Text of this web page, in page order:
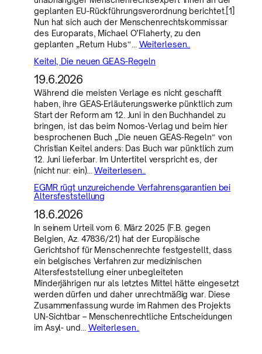
geplanten EU-Rückführungsverordnung berichtet.[1]
Nun hat sich auch der Menschenrechtskommissar
des Europarats, Michael O’Flaherty, zu den
geplanten „Return Hubs“… Weiterlesen..
Keitel, Die neuen GEAS-Regeln
19.6.2026
Während die meisten Verlage es nicht geschafft
haben, ihre GEAS-Erläuterungswerke pünktlich zum
Start der Reform am 12. Juni in den Buchhandel zu
bringen, ist das beim Nomos-Verlag und beim hier
besprochenen Buch „Die neuen GEAS-Regeln“ von
Christian Keitel anders: Das Buch war pünktlich zum
12. Juni lieferbar. Im Untertitel verspricht es, der
(nicht nur: ein)…Weiterlesen..
EGMR rügt unzureichende Verfahrensgarantien bei
Altersfeststellung
18.6.2026
In seinem Urteil vom 6. März 2025 (F.B. gegen
Belgien, Az. 47836/21) hat der Europäische
Gerichtshof für Menschenrechte festgestellt, dass
ein belgisches Verfahren zur medizinischen
Altersfeststellung einer unbegleiteten
Minderjährigen nur als letztes Mittel hätte eingesetzt
werden dürfen und daher unrechtmäßig war. Diese
Zusammenfassung wurde im Rahmen des Projekts
UN-Sichtbar – Menschenrechtliche Entscheidungen
im Asyl- und… Weiterlesen..